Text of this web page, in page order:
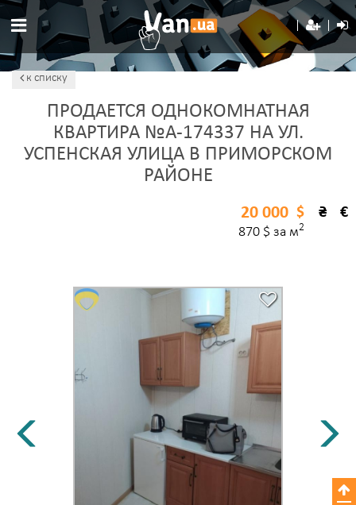
к списку
ПРОДАЕТСЯ ОДНОКОМНАТНАЯ
КВАРТИРА №A-174337 НА УЛ.
УСПЕНСКАЯ УЛИЦА В ПРИМОРСКОМ
РАЙОНЕ
$ ₴ €
20 000
870 $ за м2